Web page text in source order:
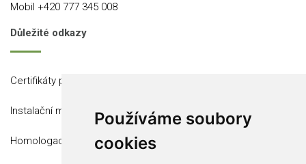
Používáme soubory
cookies
Mobil +420 777 345 008
Důležité odkazy
Certifikáty produktů
Instalační místa
Homologace